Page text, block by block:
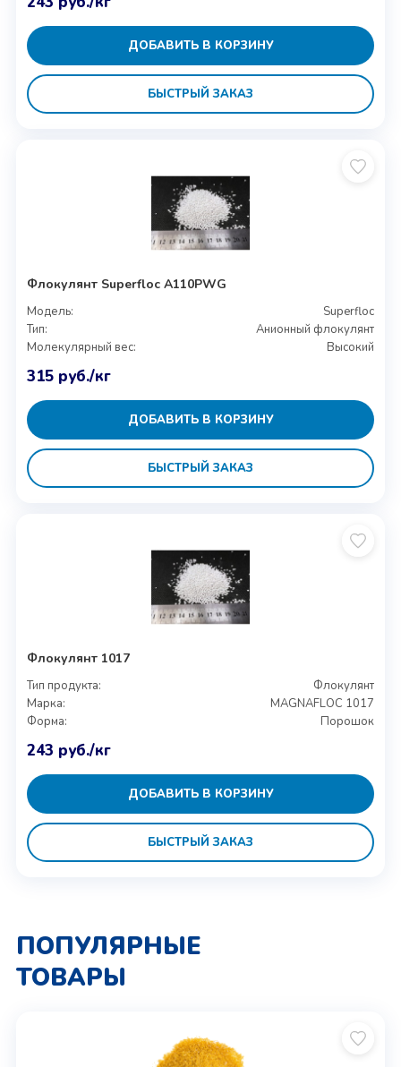
ДОБАВИТЬ В КОРЗИНУ
БЫСТРЫЙ ЗАКАЗ
Флокулянт Superfloc A110PWG
Модель:
Superfloc
Тип:
Анионный флокулянт
Молекулярный вес:
Высокий
315 руб./кг
ДОБАВИТЬ В КОРЗИНУ
БЫСТРЫЙ ЗАКАЗ
Флокулянт 1017
Тип продукта:
Флокулянт
Марка:
MAGNAFLOC 1017
Форма:
Порошок
243 руб./кг
ДОБАВИТЬ В КОРЗИНУ
БЫСТРЫЙ ЗАКАЗ
ПОПУЛЯРНЫЕ
ТОВАРЫ